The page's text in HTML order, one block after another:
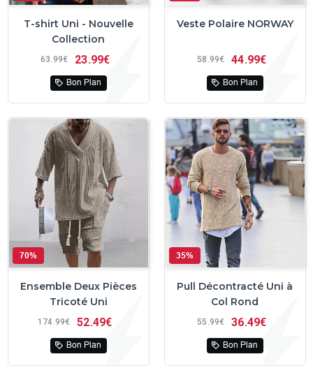
T-shirt Uni - Nouvelle
Collection
63 99€ 23 99€
Bon Plan
Veste Polaire NORWAY
58 99€ 44 99€
Bon Plan
70%
Ensemble Deux Pièces
Tricoté Uni
174 99€ 52 49€
Bon Plan
35%
Pull Décontracté Uni à
Col Rond
55 99€ 36 49€
Bon Plan